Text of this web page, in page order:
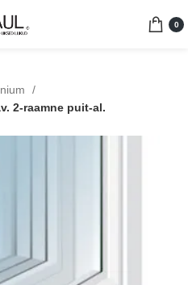
0
2-raamne puit-al.